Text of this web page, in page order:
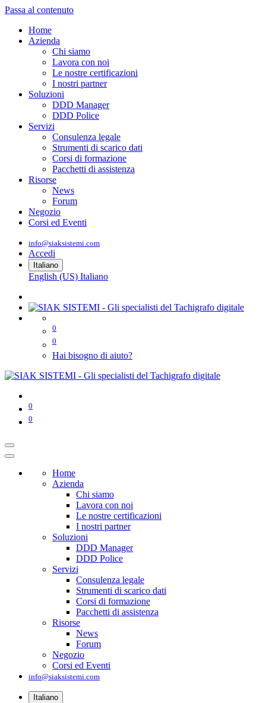
Passa al contenuto
Home
Azienda
Chi siamo
Lavora con noi
Le nostre certificazioni
I nostri partner
Soluzioni
DDD Manager
DDD Police
Servizi
Consulenza legale
Strumenti di scarico dati
Corsi di formazione
Pacchetti di assistenza
Risorse
News
Forum
Negozio
Corsi ed Eventi
info@siaksistemi.com
Accedi
Italiano
English (US) Italiano
0
0
Hai bisogno di aiuto?
0
0
Home
Azienda
Chi siamo
Lavora con noi
Le nostre certificazioni
I nostri partner
Soluzioni
DDD Manager
DDD Police
Servizi
Consulenza legale
Strumenti di scarico dati
Corsi di formazione
Pacchetti di assistenza
Risorse
News
Forum
Negozio
Corsi ed Eventi
info@siaksistemi.com
Italiano